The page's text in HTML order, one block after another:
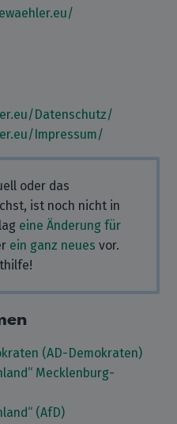
Datenschutz/
Impressum/
oder das
ist noch nicht in
eine Änderung für
ein ganz neues vor.
(AD-Demokraten)
Mecklenburg-
(AfD)